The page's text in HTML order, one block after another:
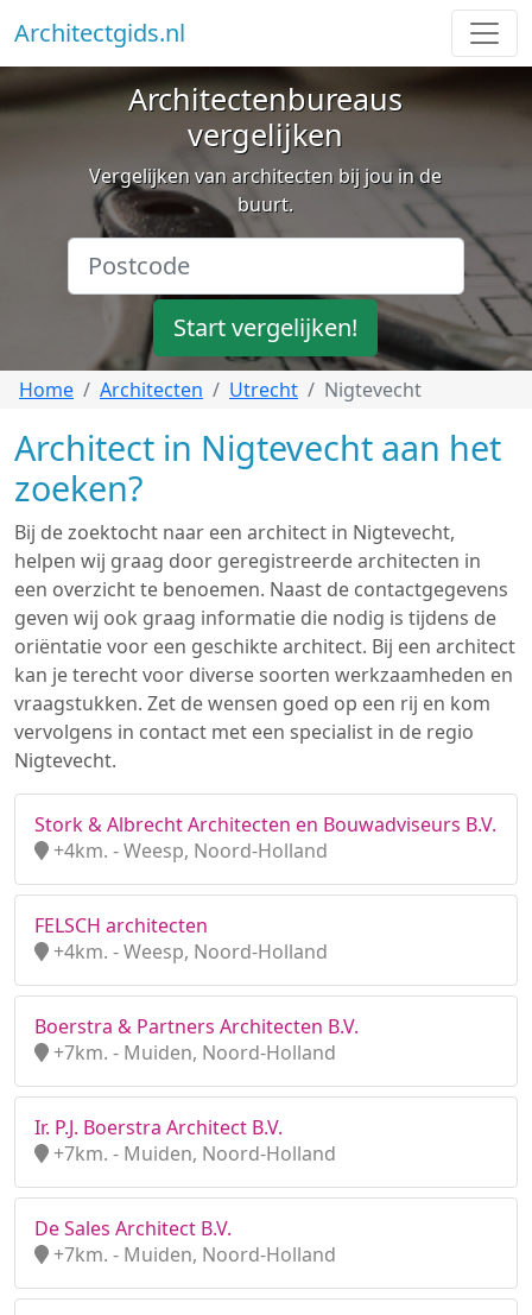
Architectgids.nl
Architectenbureaus
vergelijken
Vergelijken van architecten bij jou in de
buurt.
Start vergelijken!
Home Architecten Utrecht Nigtevecht
Architect in Nigtevecht aan het
zoeken?
Bij de zoektocht naar een architect in Nigtevecht,
helpen wij graag door geregistreerde architecten in
een overzicht te benoemen. Naast de contactgegevens
geven wij ook graag informatie die nodig is tijdens de
oriëntatie voor een geschikte architect. Bij een architect
kan je terecht voor diverse soorten werkzaamheden en
vraagstukken. Zet de wensen goed op een rij en kom
vervolgens in contact met een specialist in de regio
Nigtevecht.
Stork & Albrecht Architecten en Bouwadviseurs B.V.
+4km. - Weesp, Noord-Holland
FELSCH architecten
+4km. - Weesp, Noord-Holland
Boerstra & Partners Architecten B.V.
+7km. - Muiden, Noord-Holland
Ir. P.J. Boerstra Architect B.V.
+7km. - Muiden, Noord-Holland
De Sales Architect B.V.
+7km. - Muiden, Noord-Holland